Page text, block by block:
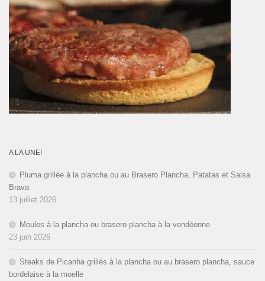
A LA UNE!
Pluma grillée à la plancha ou au Brasero Plancha, Patatas et Salsa
Brava
13 juillet 2026
Moules à la plancha ou brasero plancha à la vendéenne
23 juin 2026
Steaks de Picanha grillés à la plancha ou au brasero plancha, sauce
bordelaise à la moelle